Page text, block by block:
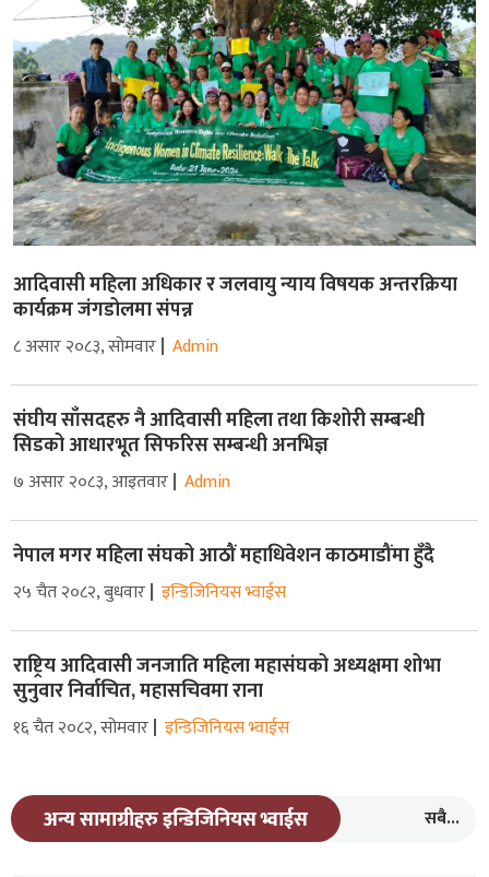
आदिवासी महिला अधिकार र जलवायु न्याय विषयक अन्तरक्रिया
कार्यक्रम जंगडोलमा संपन्न
८ असार २०८३, सोमवार Admin
संघीय साँसदहरु नै आदिवासी महिला तथा किशोरी सम्बन्धी
सिडको आधारभूत सिफरिस सम्बन्धी अनभिज्ञ
७ असार २०८३, आइतवार Admin
नेपाल मगर महिला संघको आठौं महाधिवेशन काठमाडौंमा हुँदै
२५ चैत २०८२, बुधवार इन्डिजिनियस भ्वाईस
राष्ट्रिय आदिवासी जनजाति महिला महासंघको अध्यक्षमा शोभा
सुनुवार निर्वाचित, महासचिवमा राना
१६ चैत २०८२, सोमवार इन्डिजिनियस भ्वाईस
अन्य सामाग्रीहरु इन्डिजिनियस भ्वाईस सबै...